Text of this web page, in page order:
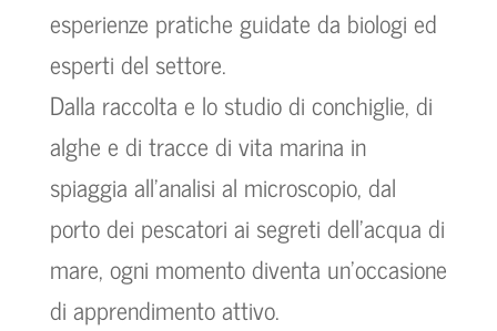
esperienze pratiche guidate da biologi ed
esperti del settore.
Dalla raccolta e lo studio di conchiglie, di
alghe e di tracce di vita marina in
spiaggia all’analisi al microscopio, dal
porto dei pescatori ai segreti dell’acqua di
mare, ogni momento diventa un’occasione
di apprendimento attivo.